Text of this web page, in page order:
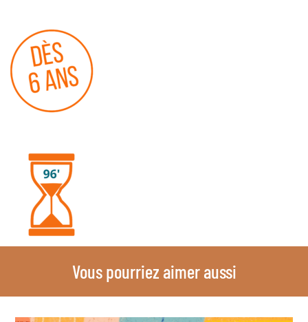
Vous pourriez aimer aussi